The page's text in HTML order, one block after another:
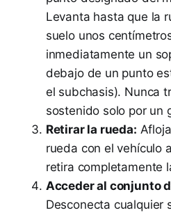
Levanta hasta que la
suelo unos
inmediatamente un
debajo de un punto
el subchasis). Nunca
sostenido solo por un
Retirar la rueda:
rueda con el vehículo
retira completamente
Acceder al conjunto
Desconecta cualquier